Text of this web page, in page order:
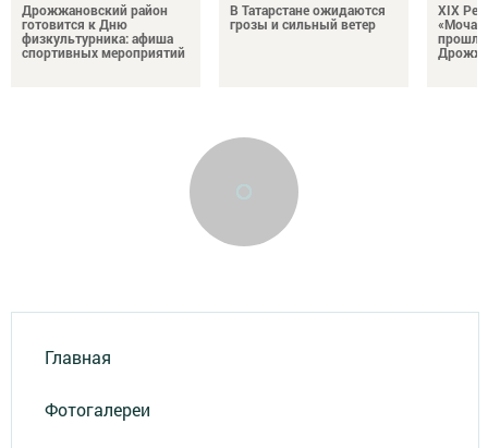
Дрожжановский район
готовится к Дню
физкультурника: афиша
спортивных мероприятий
В Татарстане ожидаются
грозы и сильный ветер
XIX
Главная
Фотогалереи